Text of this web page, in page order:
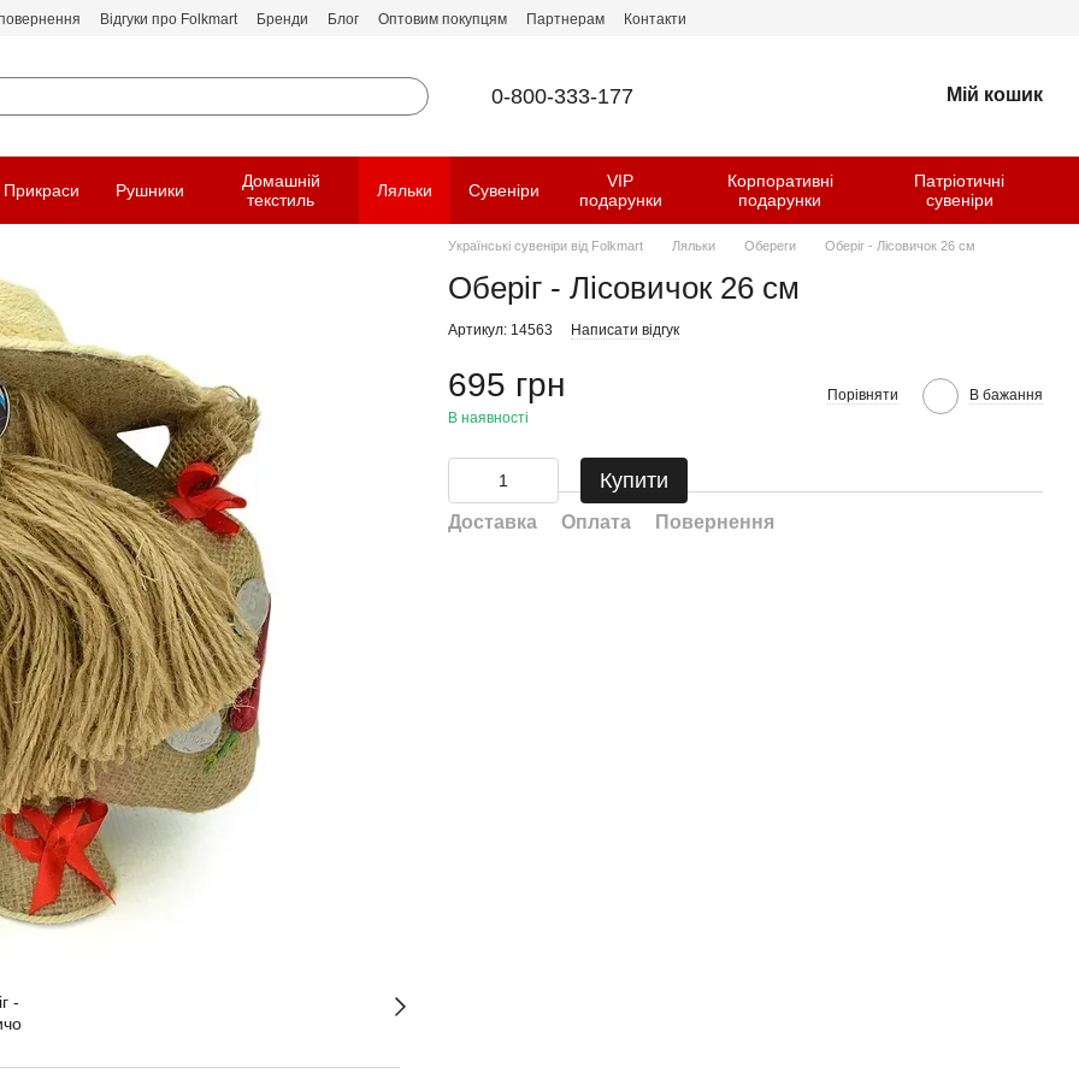
Відгуки про Folkmart Бренди Блог Оптовим покупцям Партнерам Контакти
0-800-333-177 Мій кошик
Прикраси Рушники
Домашній
текстиль
Ляльки Сувеніри
VIP
подарунки
Корпоративні
подарунки
Патріотичні
сувеніри
Українські сувеніри від Folkmart Ляльки Обереги Оберіг - Лісовичок 26 см
Оберіг - Лісовичок 26 см
Артикул: 14563 Написати відгук
695 грн
В наявності
Порівняти В бажання
Купити
Доставка Оплата Повернення